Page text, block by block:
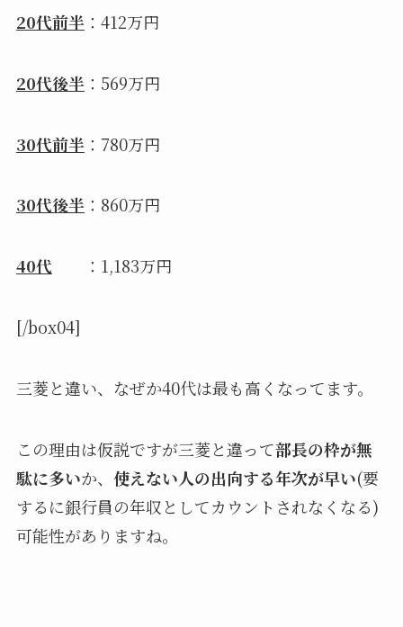
20代前半：412万円
20代後半：569万円
30代前半：780万円
30代後半：860万円
40代 ：1,183万円
[/box04]
三菱と違い、なぜか40代は最も高くなってます。
この理由は仮説ですが三菱と違って部長の枠が無
駄に多いか、 使えない人の出向する年次が早い(要
するに銀行員の年収としてカウントされなくなる)
可能性がありますね。